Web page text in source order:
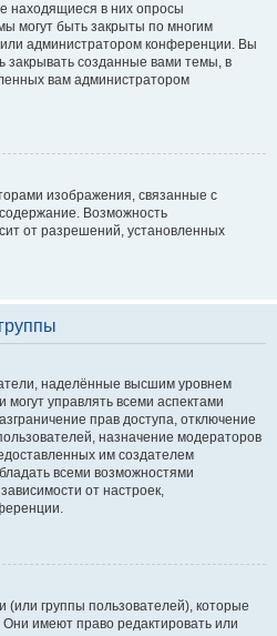
находящиеся в них опросы
могут быть закрыты по многим
администратором конференции. Вы
закрывать созданные вами темы, в
вам администратором
изображения, связанные с
Возможность
от разрешений, установленных
наделённые высшим уровнем
управлять всеми аспектами
прав доступа, отключение
назначение модераторов
им создателем
всеми возможностями
от настроек,
группы пользователей), которые
имеют право редактировать или